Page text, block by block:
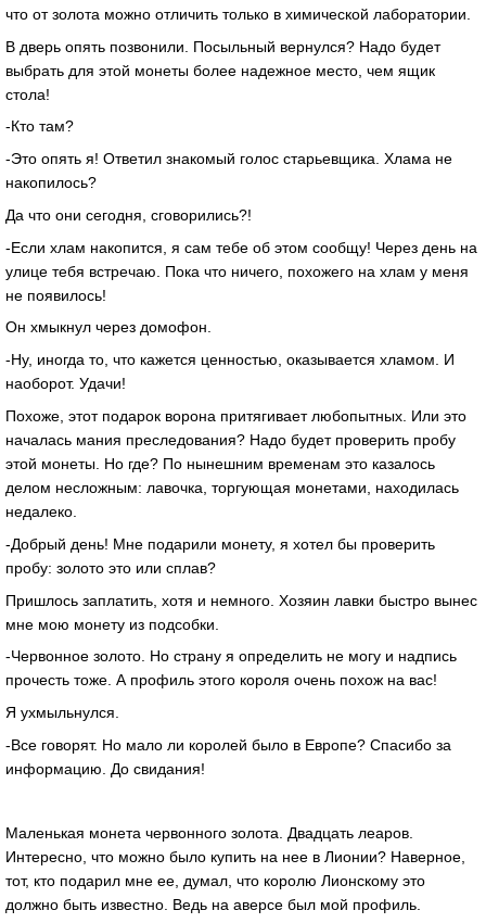
что от золота можно отличить только в химической лаборатории.
В дверь опять позвонили. Посыльный вернулся? Надо будет
выбрать для этой монеты более надежное место, чем ящик
стола!
-Кто там?
-Это опять я! Ответил знакомый голос старьевщика. Хлама не
накопилось?
Да что они сегодня, сговорились?!
-Если хлам накопится, я сам тебе об этом сообщу! Через день на
улице тебя встречаю. Пока что ничего, похожего на хлам у меня
не появилось!
Он хмыкнул через домофон.
-Ну, иногда то, что кажется ценностью, оказывается хламом. И
наоборот. Удачи!
Похоже, этот подарок ворона притягивает любопытных. Или это
началась мания преследования? Надо будет проверить пробу
этой монеты. Но где? По нынешним временам это казалось
делом несложным: лавочка, торгующая монетами, находилась
недалеко.
-Добрый день! Мне подарили монету, я хотел бы проверить
пробу: золото это или сплав?
Пришлось заплатить, хотя и немного. Хозяин лавки быстро вынес
мне мою монету из подсобки.
-Червонное золото. Но страну я определить не могу и надпись
прочесть тоже. А профиль этого короля очень похож на вас!
Я ухмыльнулся.
-Все говорят. Но мало ли королей было в Европе? Спасибо за
информацию. До свидания!
Маленькая монета червонного золота. Двадцать леаров.
Интересно, что можно было купить на нее в Лионии? Наверное,
тот, кто подарил мне ее, думал, что королю Лионскому это
должно быть известно. Ведь на аверсе был мой профиль.